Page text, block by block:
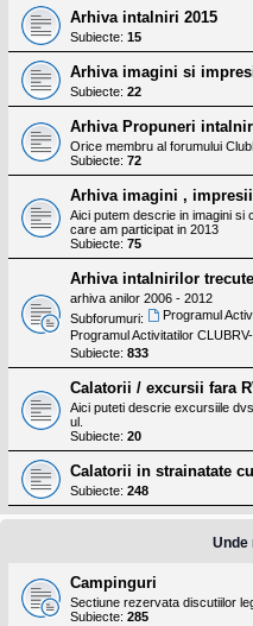
Arhiva intalniri 2015
Subiecte: 15
Arhiva imagini si
Subiecte: 22
Arhiva Propuneri
Orice membru al forumului
Subiecte: 72
Arhiva imagini ,
Aici putem descrie in imagini si
care am participat in 2013
Subiecte: 75
Arhiva intalnirilor trecute
arhiva anilor 2006 - 2012
Subforumuri:
Programul
Programul Activitatilor
Subiecte: 833
Calatorii / excursii fara
Aici puteti descrie excursiile
ul.
Subiecte: 20
Calatorii in strainatate
Subiecte: 248
Unde
Campinguri
Sectiune rezervata discutiilor
Subiecte: 285